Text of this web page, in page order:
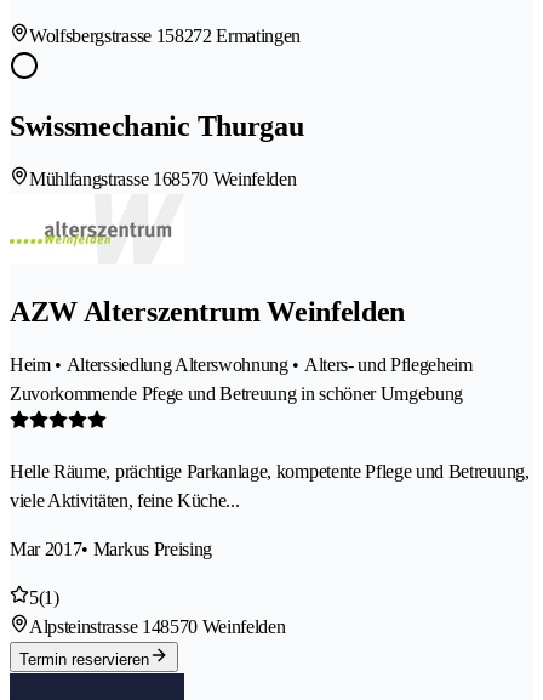
Wolfsbergstrasse 158272 Ermatingen
Swissmechanic Thurgau
Mühlfangstrasse 168570 Weinfelden
AZW Alterszentrum Weinfelden
Heim • Alterssiedlung Alterswohnung • Alters- und Pflegeheim
Zuvorkommende Pfege und Betreuung in schöner Umgebung
Helle Räume, prächtige Parkanlage, kompetente Pflege und Betreuung,
viele Aktivitäten, feine Küche...
Mar 2017• Markus Preising
5(1)
Alpsteinstrasse 148570 Weinfelden
Termin reservieren